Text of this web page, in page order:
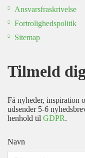
Ansvarsfraskrivelse
Fortrolighedspolitik
Sitemap
Tilmeld
Få nyheder, inspiration
udsender 5-6
henhold til GDPR.
Navn